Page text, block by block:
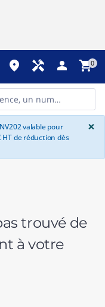
place handyman person shopping_cart0
valable pour
de réduction dès
×
trouvé de
à votre